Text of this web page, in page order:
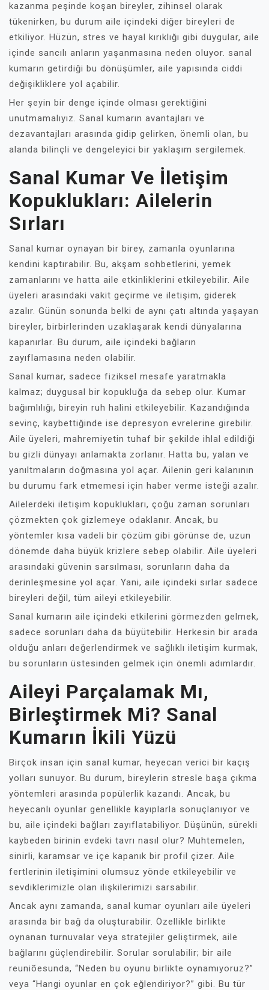
kazanma peşinde koşan bireyler, zihinsel olarak
tükenirken, bu durum aile içindeki diğer bireyleri de
etkiliyor. Hüzün, stres ve hayal kırıklığı gibi duygular, aile
içinde sancılı anların yaşanmasına neden oluyor. sanal
kumarın getirdiği bu dönüşümler, aile yapısında ciddi
değişikliklere yol açabilir.
Her şeyin bir denge içinde olması gerektiğini
unutmamalıyız. Sanal kumarın avantajları ve
dezavantajları arasında gidip gelirken, önemli olan, bu
alanda bilinçli ve dengeleyici bir yaklaşım sergilemek.
Sanal Kumar Ve İletişim
Kopuklukları: Ailelerin
Sırları
Sanal kumar oynayan bir birey, zamanla oyunlarına
kendini kaptırabilir. Bu, akşam sohbetlerini, yemek
zamanlarını ve hatta aile etkinliklerini etkileyebilir. Aile
üyeleri arasındaki vakit geçirme ve iletişim, giderek
azalır. Günün sonunda belki de aynı çatı altında yaşayan
bireyler, birbirlerinden uzaklaşarak kendi dünyalarına
kapanırlar. Bu durum, aile içindeki bağların
zayıflamasına neden olabilir.
Sanal kumar, sadece fiziksel mesafe yaratmakla
kalmaz; duygusal bir kopukluğa da sebep olur. Kumar
bağımlılığı, bireyin ruh halini etkileyebilir. Kazandığında
sevinç, kaybettiğinde ise depresyon evrelerine girebilir.
Aile üyeleri, mahremiyetin tuhaf bir şekilde ihlal edildiği
bu gizli dünyayı anlamakta zorlanır. Hatta bu, yalan ve
yanıltmaların doğmasına yol açar. Ailenin geri kalanının
bu durumu fark etmemesi için haber verme isteği azalır.
Ailelerdeki iletişim kopuklukları, çoğu zaman sorunları
çözmekten çok gizlemeye odaklanır. Ancak, bu
yöntemler kısa vadeli bir çözüm gibi görünse de, uzun
dönemde daha büyük krizlere sebep olabilir. Aile üyeleri
arasındaki güvenin sarsılması, sorunların daha da
derinleşmesine yol açar. Yani, aile içindeki sırlar sadece
bireyleri değil, tüm aileyi etkileyebilir.
Sanal kumarın aile içindeki etkilerini görmezden gelmek,
sadece sorunları daha da büyütebilir. Herkesin bir arada
olduğu anları değerlendirmek ve sağlıklı iletişim kurmak,
bu sorunların üstesinden gelmek için önemli adımlardır.
Aileyi Parçalamak Mı,
Birleştirmek Mi? Sanal
Kumarın İkili Yüzü
Birçok insan için sanal kumar, heyecan verici bir kaçış
yolları sunuyor. Bu durum, bireylerin stresle başa çıkma
yöntemleri arasında popülerlik kazandı. Ancak, bu
heyecanlı oyunlar genellikle kayıplarla sonuçlanıyor ve
bu, aile içindeki bağları zayıflatabiliyor. Düşünün, sürekli
kaybeden birinin evdeki tavrı nasıl olur? Muhtemelen,
sinirli, karamsar ve içe kapanık bir profil çizer. Aile
fertlerinin iletişimini olumsuz yönde etkileyebilir ve
sevdiklerimizle olan ilişkilerimizi sarsabilir.
Ancak aynı zamanda, sanal kumar oyunları aile üyeleri
arasında bir bağ da oluşturabilir. Özellikle birlikte
oynanan turnuvalar veya stratejiler geliştirmek, aile
bağlarını güçlendirebilir. Sorular sorulabilir; bir aile
reuniõesunda, “Neden bu oyunu birlikte oynamıyoruz?”
veya “Hangi oyunlar en çok eğlendiriyor?” gibi. Bu tür